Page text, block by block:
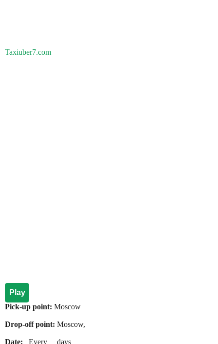
Taxiuber7.com
Play
Pick-up point: Moscow
Drop-off point: Moscow,
Date: Every days